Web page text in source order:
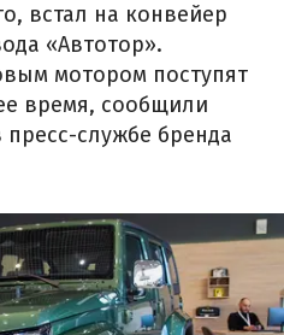
встал на конвейер
«Автотор».
мотором поступят
время, сообщили
пресс-службе бренда